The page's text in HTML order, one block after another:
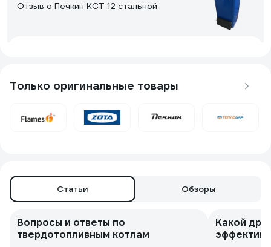
Отзыв о Печкин КСТ 12 стальной
действительно очень высокий кпд, сплошная мощь, а
не котел.
14.03.2019
Только оригинальные товары
Статьи Обзоры
Вопросы и ответы по
твердотопливным котлам
Какой